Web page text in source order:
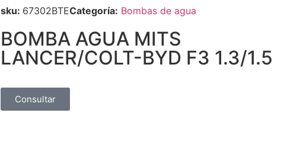
sku: 67302BTECategoría: Bombas de agua
BOMBA AGUA MITS
LANCER/COLT-BYD F3 1.3/1.5
Consultar